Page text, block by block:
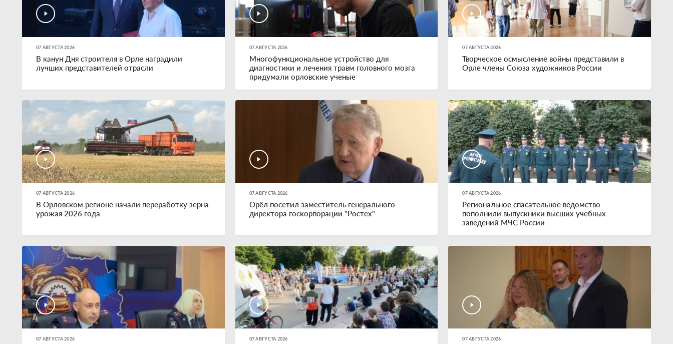
07 АВГУСТА 2026
В канун Дня строителя в Орле наградили
лучших представителей отрасли
07 АВГУСТА 2026
Многофункциональное устройство для
диагностики и лечения травм головного мозга
придумали орловские ученые
07 АВГУСТА 2026
Творческое осмысление войны представили в
Орле члены Союза художников России
07 АВГУСТА 2026
В Орловском регионе начали переработку зерна
урожая 2026 года
07 АВГУСТА 2026
Орёл посетил заместитель генерального
директора госкорпорации "Ростех"
07 АВГУСТА 2026
Региональное спасательное ведомство
пополнили выпускники высших учебных
заведений МЧС России
07 АВГУСТА 2026 07 АВГУСТА 2026 07 АВГУСТА 2026